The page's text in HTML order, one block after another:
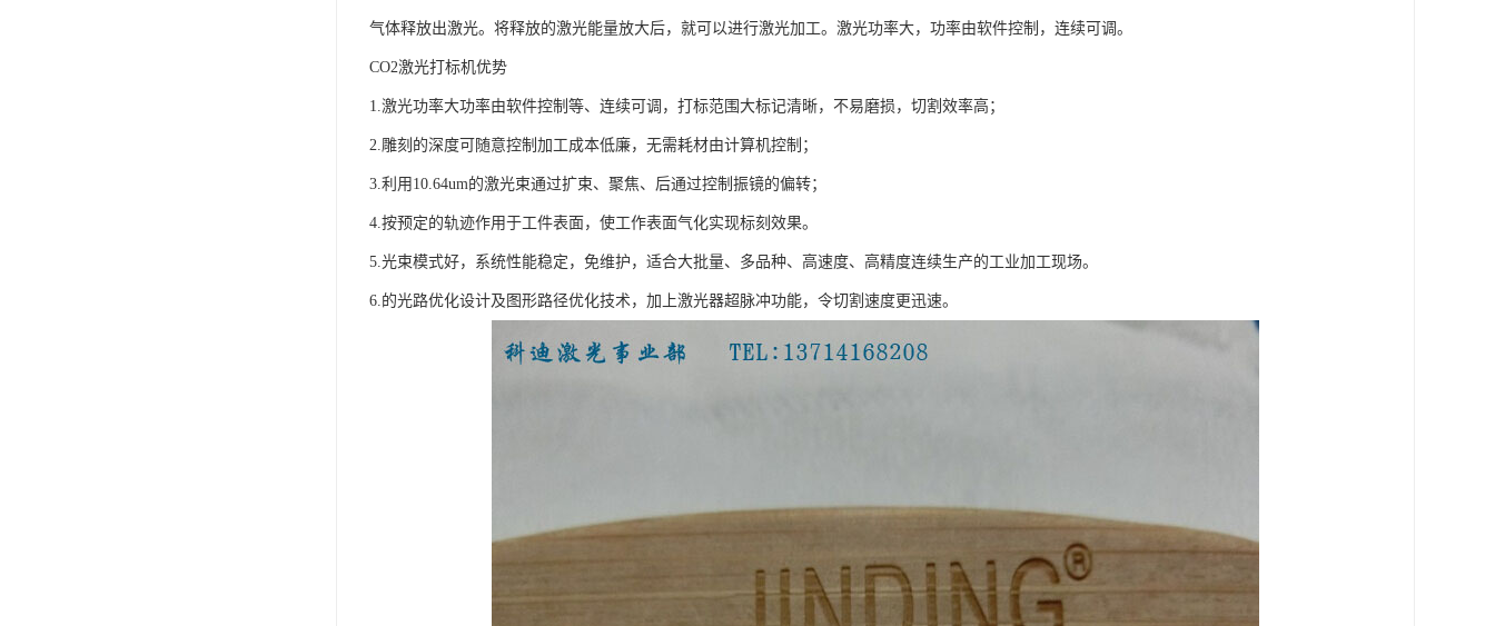
气体释放出激光。将释放的激光能量放大后，就可以进行激光加工。激光功率大，功率由软件控制，连续可调。
CO2激光打标机优势
1.激光功率大功率由软件控制等、连续可调，打标范围大标记清晰，不易磨损，切割效率高；
2.雕刻的深度可随意控制加工成本低廉，无需耗材由计算机控制；
3.利用10.64um的激光束通过扩束、聚焦、后通过控制振镜的偏转；
4.按预定的轨迹作用于工件表面，使工作表面气化实现标刻效果。
5.光束模式好，系统性能稳定，免维护，适合大批量、多品种、高速度、高精度连续生产的工业加工现场。
6.的光路优化设计及图形路径优化技术，加上激光器超脉冲功能，令切割速度更迅速。